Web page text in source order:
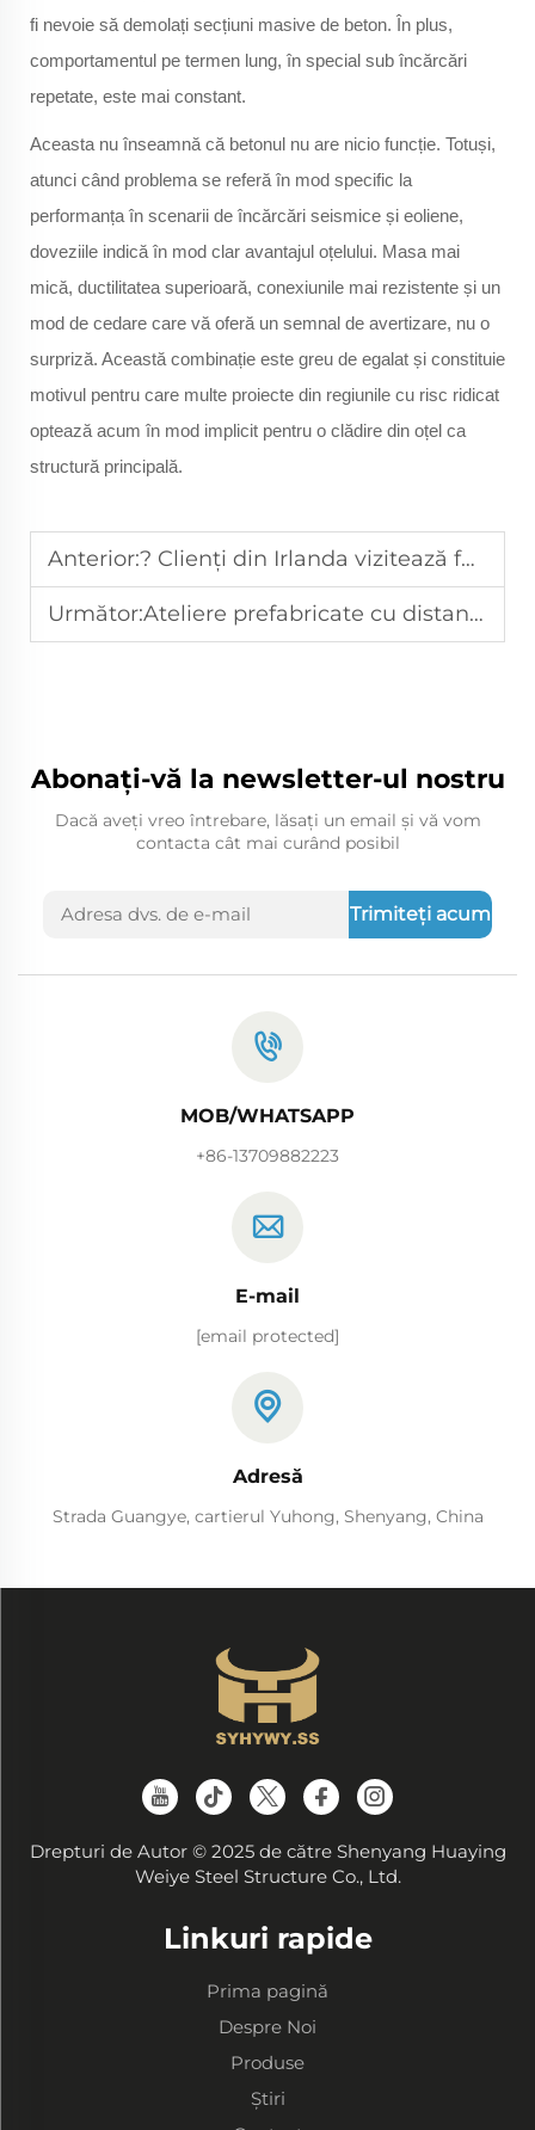
fi nevoie să demolați secțiuni masive de beton. În plus,
comportamentul pe termen lung, în special sub încărcări
repetate, este mai constant.
Aceasta nu înseamnă că betonul nu are nicio funcție. Totuși,
atunci când problema se referă în mod specific la
performanța în scenarii de încărcări seismice și eoliene,
doveziile indică în mod clar avantajul oțelului. Masa mai
mică, ductilitatea superioară, conexiunile mai rezistente și un
mod de cedare care vă oferă un semnal de avertizare, nu o
surpriză. Această combinație este greu de egalat și constituie
motivul pentru care multe proiecte din regiunile cu risc ridicat
optează acum în mod implicit pentru o clădire din oțel ca
structură principală.
Anterior:? Clienți din Irlanda vizitează fabrica de structuri metalice, comandă confirmată
Următor:Ateliere prefabricate cu distanțare optimizată a stâlpilor permit o dispunere flexibilă a echipamentelor și modernizări viitoare ale producției.
Abonați-vă la newsletter-ul nostru
Dacă aveți vreo întrebare, lăsați un email și vă vom
contacta cât mai curând posibil
Trimiteți acum
MOB/WHATSAPP
+86-13709882223
E-mail
[email protected]
Adresă
Strada Guangye, cartierul Yuhong, Shenyang, China
Drepturi de Autor © 2025 de către Shenyang Huaying
Weiye Steel Structure Co., Ltd.
Linkuri rapide
Prima pagină
Despre Noi
Produse
Știri